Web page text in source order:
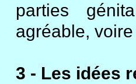
parties
agréable,
3 - Les idées